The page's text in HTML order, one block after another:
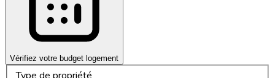
Vérifiez votre budget logement